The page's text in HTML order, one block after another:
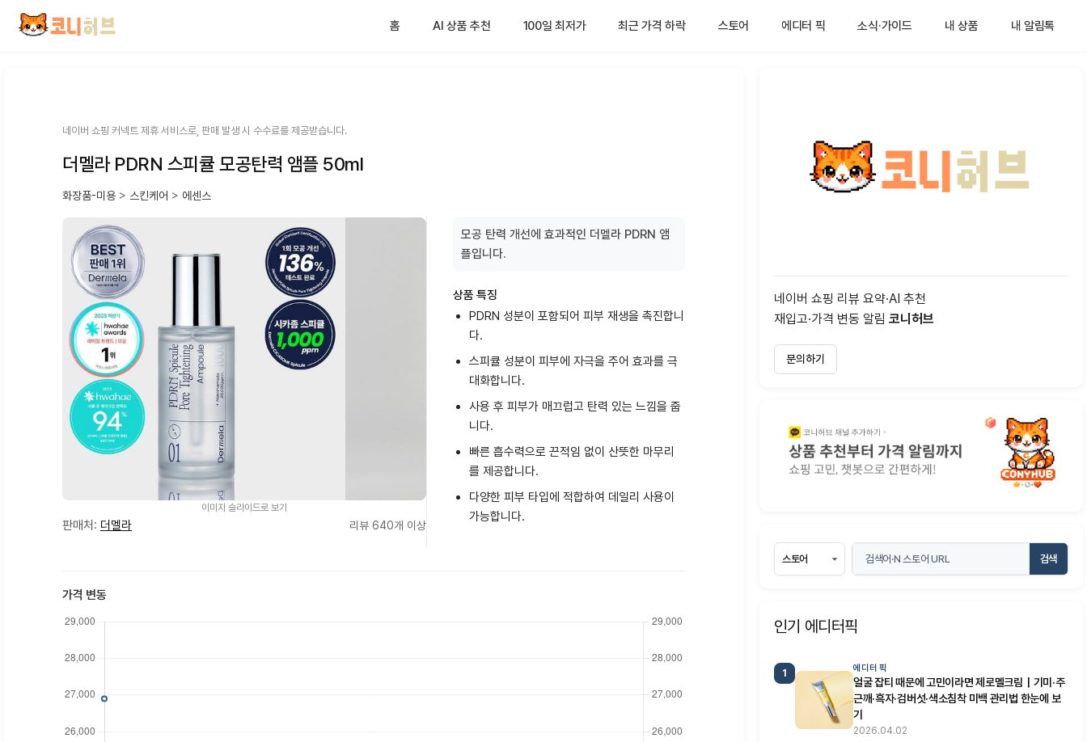
홈 AI 상품 추천 100일 최저가 최근 가격 하락 스토어 에디터 픽 소식·가이드 내 상품 내 알림톡
네이버 쇼핑 커넥트 제휴 서비스로, 판매 발생 시 수수료를 제공받습니다.
더멜라 PDRN 스피큘 모공탄력 앰플 50ml
화장품-미용 > 스킨케어 > 에센스
이미지 슬라이드로 보기
판매처: 더멜라 리뷰 640개 이상
모공 탄력 개선에 효과적인 더멜라 PDRN 앰
플입니다.
상품 특징
PDRN 성분이 포함되어 피부 재생을 촉진합니
다.
스피큘 성분이 피부에 자극을 주어 효과를 극
대화합니다.
사용 후 피부가 매끄럽고 탄력 있는 느낌을 줍
니다.
빠른 흡수력으로 끈적임 없이 산뜻한 마무리
를 제공합니다.
다양한 피부 타입에 적합하여 데일리 사용이
가능합니다.
가격 변동
네이버 쇼핑 리뷰 요약·AI 추천
재입고·가격 변동 알림 코니허브
문의하기
검색
인기 에디터픽
1 에디터 픽
얼굴 잡티 때문에 고민이라면 제로멜크림｜기미·주
근깨·흑자·검버섯·색소침착 미백 관리법 한눈에 보
기
2026.04.02